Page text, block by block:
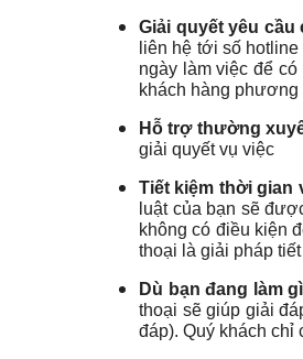
Giải quyết yêu
liên hệ tới số
ngày làm việc để
khách hàng
Hỗ trợ thường
giải quyết vụ việc
Tiết kiệm thời gian
luật của bạn sẽ
không có điều kiện
thoại là giải pháp
Dù bạn đang làm
thoại sẽ giúp giải
đáp). Quý khách chỉ